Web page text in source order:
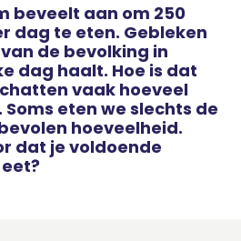
beveelt aan om 250
dag te eten. Gebleken
de bevolking in
dag haalt. Hoe is dat
vaak hoeveel
eten we slechts de
hoeveelheid.
dat je voldoende